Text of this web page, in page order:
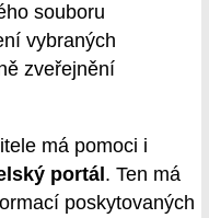
souboru
vybraných
zveřejnění
má pomoci i
portál . Ten má
poskytovaných